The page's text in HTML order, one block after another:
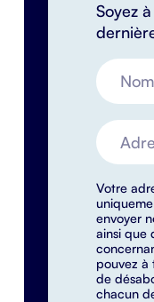
Soyez
Votre
envoyer
ainsi que
pouvez à
de
chacun